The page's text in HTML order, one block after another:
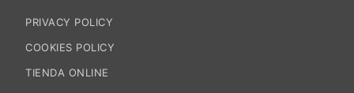
PRIVACY POLICY
COOKIES POLICY
TIENDA ONLINE